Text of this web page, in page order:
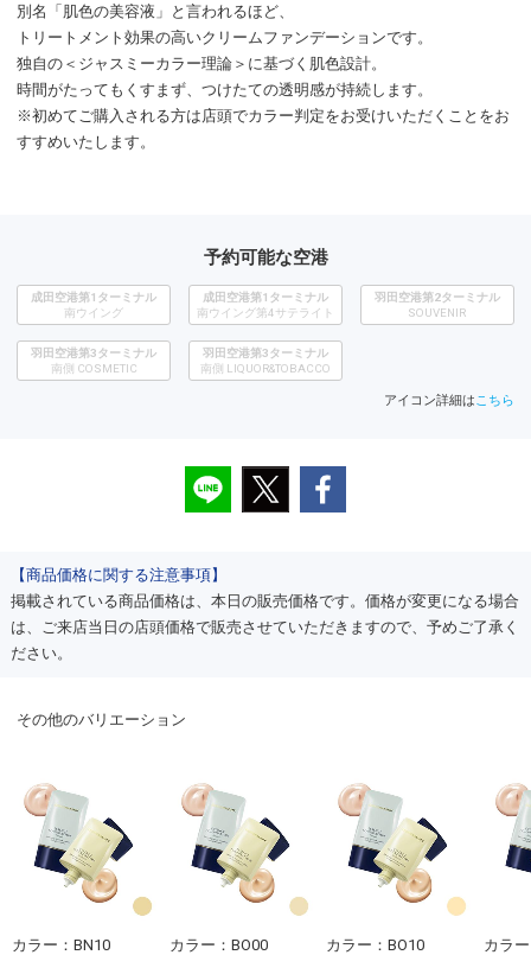
別名「肌色の美容液」と言われるほど、
トリートメント効果の高いクリームファンデーションです。
独自の＜ジャスミーカラー理論＞に基づく肌色設計。
時間がたってもくすまず、つけたての透明感が持続します。
※初めてご購入される方は店頭でカラー判定をお受けいただくことをお
すすめいたします。
予約可能な空港
成田空港第1ターミナル
南ウイング
成田空港第1ターミナル
南ウイング第4サテライト
羽田空港第2ターミナル
SOUVENIR
羽田空港第3ターミナル
南側 COSMETIC
羽田空港第3ターミナル
南側 LIQUOR&TOBACCO
アイコン詳細はこちら
【商品価格に関する注意事項】
掲載されている商品価格は、本日の販売価格です。価格が変更になる場合
は、ご来店当日の店頭価格で販売させていただきますので、予めご了承く
ださい。
その他のバリエーション
カラー：BN10
カラー：BO00
カラー：BO10
カラ